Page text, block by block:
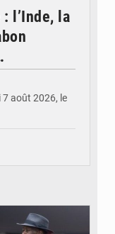
l’Inde, la
7 août 2026, le